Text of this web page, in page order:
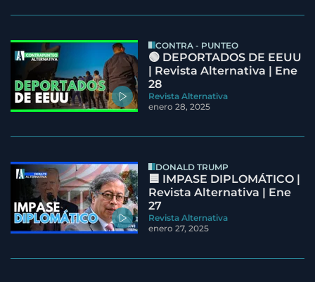
CONTRA - PUNTEO
🟢 DEPORTADOS DE EEUU
| Revista Alternativa | Ene
28
Revista Alternativa
enero 28, 2025
DONALD TRUMP
🟦 IMPASE DIPLOMÁTICO |
Revista Alternativa | Ene
27
Revista Alternativa
enero 27, 2025